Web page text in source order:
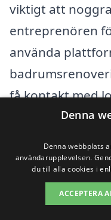
viktigt att
entreprenören
använda
få kontakt med
priser, vilket gör
enklare. Detta
bild av vad som
säkerställa att
renovering av
Denna
Denna webbplats
användarupplevelsen.
du till alla cookies i
ACCEPTERA